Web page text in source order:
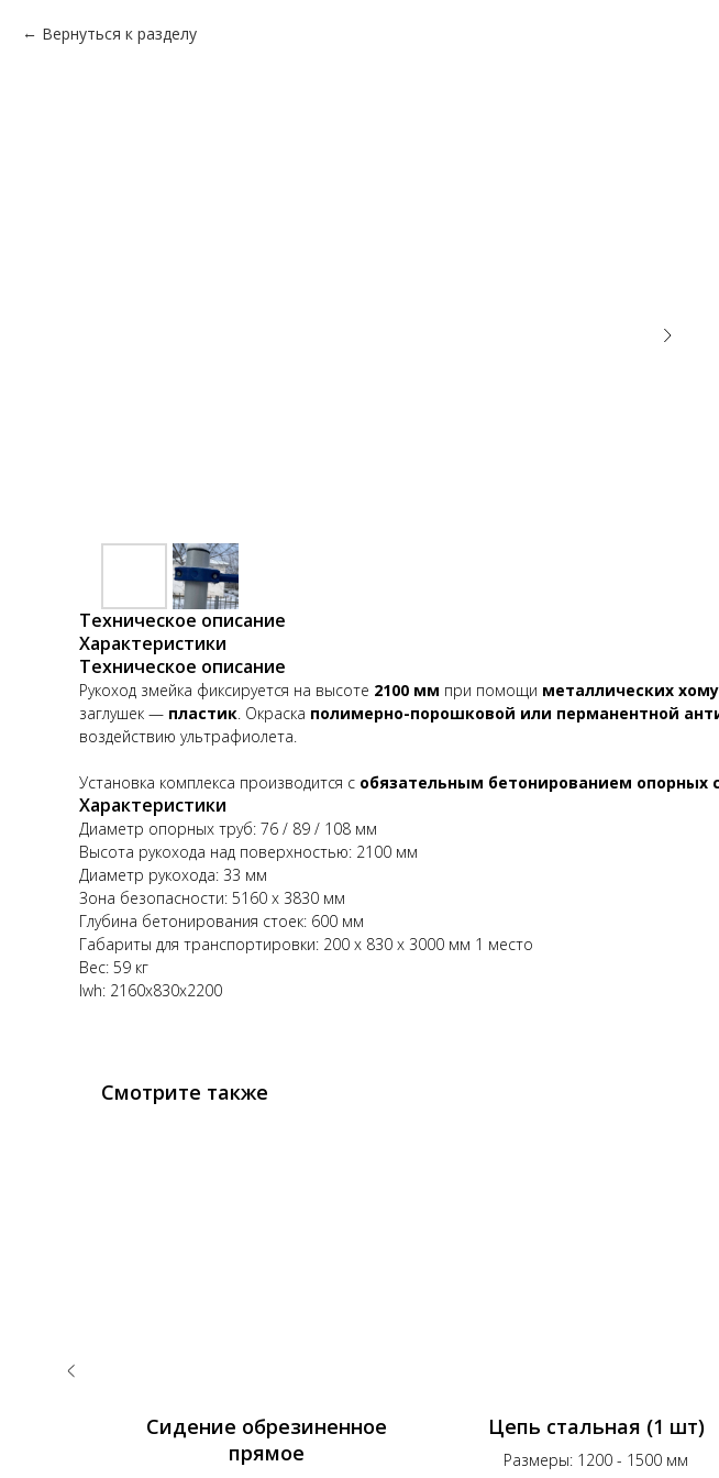
Вернуться к разделу
Техническое описание
Характеристики
Техническое описание
Рукоход змейка фиксируется на высоте 2100 мм при помощи металлических
заглушек — пластик. Окраска полимерно-порошковой или перманентной
воздействию ультрафиолета.
Установка комплекса производится с обязательным бетонированием опорных
Характеристики
Диаметр опорных труб: 76 / 89 / 108 мм
Высота рукохода над поверхностью: 2100 мм
Диаметр рукохода: 33 мм
Зона безопасности: 5160 х 3830 мм
Глубина бетонирования стоек: 600 мм
Габариты для транспортировки: 200 х 830 х 3000 мм 1 место
Вес: 59 кг
lwh: 2160x830x2200
Смотрите также
Сидение обрезиненное
прямое
Цепь стальная (1 шт)
Размеры: 1200 - 1500 мм